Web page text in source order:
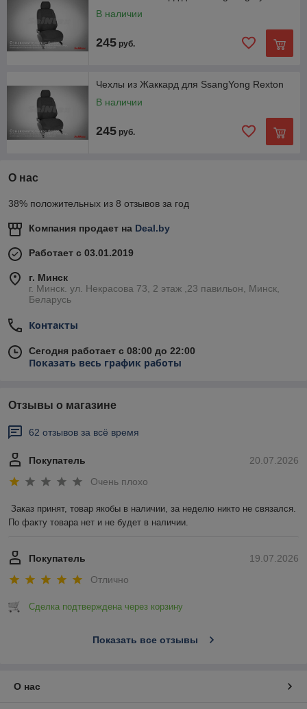
В наличии
245 руб.
Чехлы из Жаккард для SsangYong Rexton
В наличии
245 руб.
О нас
38% положительных из 8 отзывов за год
Компания продает на Deal.by
Работает с 03.01.2019
г. Минск
г. Минск. ул. Некрасова 73, 2 этаж ,23 павильон, Минск,
Беларусь
Контакты
Сегодня работает с 08:00 до 22:00
Показать весь график работы
Отзывы о магазине
62 отзывов за всё время
20.07.2026
Покупатель
Очень плохо
Заказ принят, товар якобы в наличии, за неделю никто не связался.
По факту товара нет и не будет в наличии.
19.07.2026
Покупатель
Отлично
Сделка подтверждена через корзину
Показать все отзывы
О нас